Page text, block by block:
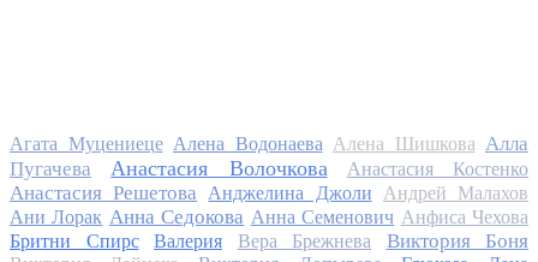
Агата Муцениеце Алена Водонаева Алена Шишкова Алла
Пугачева
Анастасия Волочкова Анастасия Костенко
Анастасия Решетова Анджелина Джоли
Андрей Малахов
Ани Лорак Анна Седокова Анна Семенович Анфиса Чехова
Бритни Спирс
Валерия Вера Брежнева Виктория Боня